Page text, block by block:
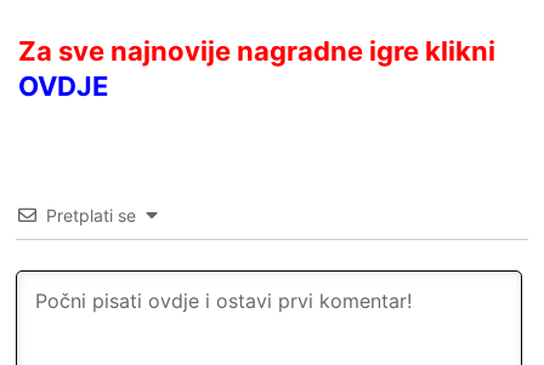
Za sve najnovije nagradne igre klikni
OVDJE
Pretplati se